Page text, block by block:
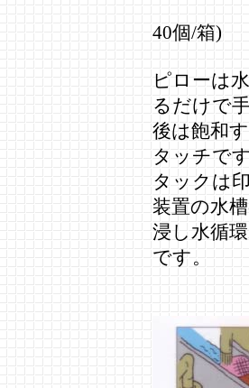
40個/箱)
ピローは
るだけで
後は飽和
タッチで
タックは
装置の水
浸し水循
です。